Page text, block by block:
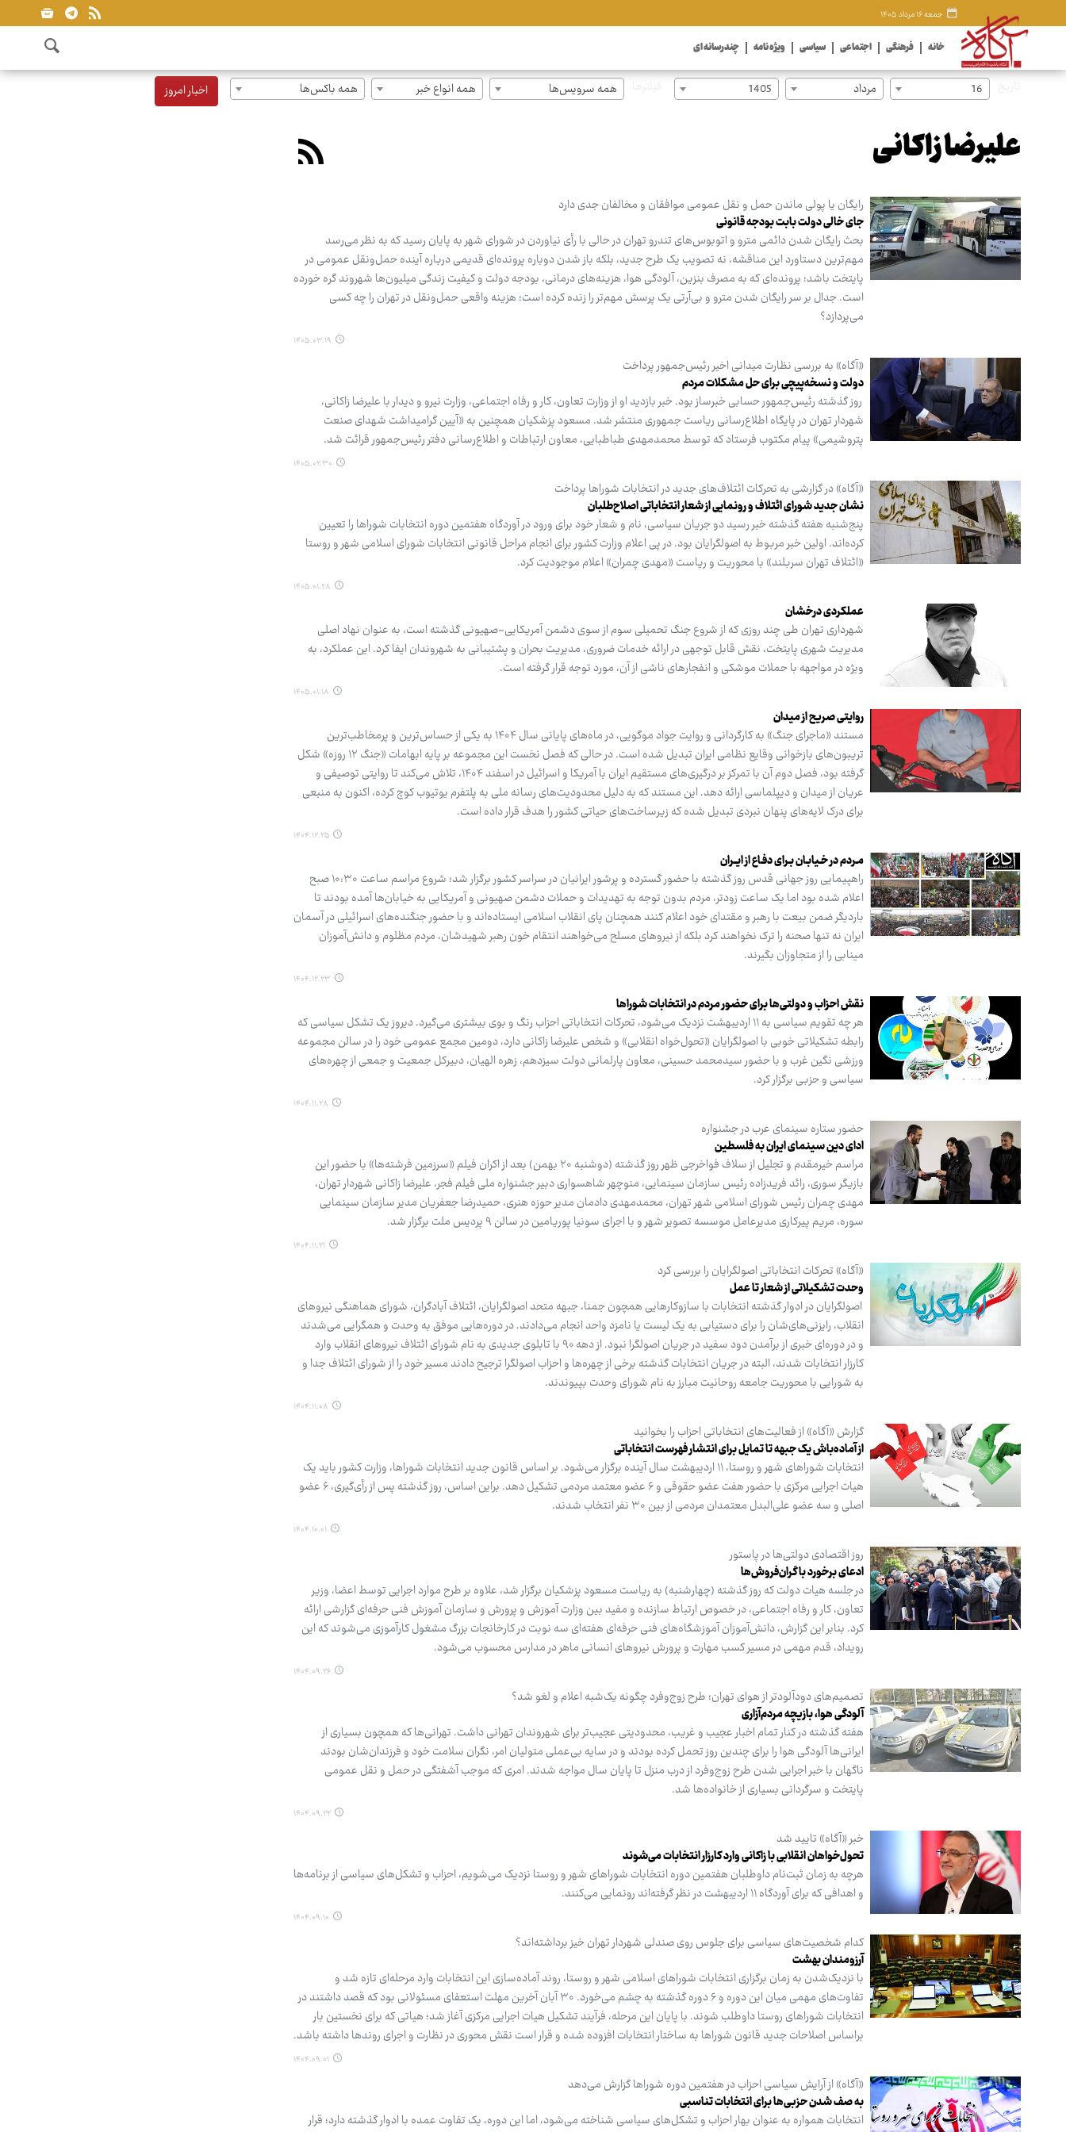
جمعه ۱۶ مرداد ۱۴۰۵
خانه فرهنگی اجتماعی سیاسی ویژه نامه چندرسانه ای
16 مرداد 1405 همه سرویس‌ها همه انواع خبر همه باکس‌ها اخبار امروز
علیرضا زاکانی
رایگان یا پولی ماندن حمل و نقل عمومی موافقان و مخالفان جدی دارد
جای خالی دولت بابت بودجه قانونی
بحث رایگان شدن دائمی مترو و اتوبوس‌های تندرو تهران در حالی با رأی نیاوردن در شورای شهر به پایان رسید که به نظر می‌رسد
مهم‌ترین دستاورد این مناقشه، نه تصویب یک طرح جدید، بلکه باز شدن دوباره پرونده‌ای قدیمی درباره آینده حمل‌ونقل عمومی در
پایتخت باشد؛ پرونده‌ای که به مصرف بنزین، آلودگی هوا، هزینه‌های درمانی، بودجه دولت و کیفیت زندگی میلیون‌ها شهروند گره خورده
است. جدال بر سر رایگان شدن مترو و بی‌آرتی یک پرسش مهم‌تر را زنده کرده است؛ هزینه واقعی حمل‌ونقل در تهران را چه کسی
می‌پردازد؟
۱۴۰۵.۰۳.۱۹
«آگاه» به بررسی نظارت میدانی اخیر رئیس‌جمهور پرداخت
دولت و نسخه‌پیچی برای حل مشکلات مردم
روز گذشته رئیس‌جمهور حسابی خبرساز بود. خبر بازدید او از وزارت تعاون، کار و رفاه اجتماعی، وزارت نیرو و دیدار با علیرضا زاکانی،
شهردار تهران در پایگاه اطلاع‌رسانی ریاست جمهوری منتشر شد. مسعود پزشکیان همچنین به «آیین گرامیداشت شهدای صنعت
پتروشیمی» پیام مکتوب فرستاد که توسط محمدمهدی طباطبایی، معاون ارتباطات و اطلاع‌رسانی دفتر رئیس‌جمهور قرائت شد.
۱۴۰۵.۰۲.۳۰
«آگاه» در گزارشی به تحرکات ائتلاف‌های جدید در انتخابات شوراها پرداخت
نشان جدید شورای ائتلاف و رونمایی از شعار انتخاباتی اصلاح‌طلبان
پنج‌شنبه هفته گذشته خبر رسید دو جریان سیاسی، نام و شعار خود برای ورود در آوردگاه هفتمین دوره انتخابات شوراها را تعیین
کرده‌اند. اولین خبر مربوط به اصولگرایان بود. در پی اعلام وزارت کشور برای انجام مراحل قانونی انتخابات شورای اسلامی شهر و روستا
«ائتلاف تهران سربلند» با محوریت و ریاست «مهدی چمران» اعلام موجودیت کرد.
۱۴۰۵.۰۱.۲۸
عملکردی درخشان
شهرداری تهران طی چند روزی که از شروع جنگ تحمیلی سوم از سوی دشمن آمریکایی-صهیونی گذشته است، به عنوان نهاد اصلی
مدیریت شهری پایتخت، نقش قابل توجهی در ارائه خدمات ضروری، مدیریت بحران و پشتیبانی به شهروندان ایفا کرد. این عملکرد، به
ویژه در مواجهه با حملات موشکی و انفجارهای ناشی از آن، مورد توجه قرار گرفته است.
۱۴۰۵.۰۱.۱۸
روایتی صریح از میدان
مستند «ماجرای جنگ» به کارگردانی و روایت جواد موگویی، در ماه‌های پایانی سال ۱۴۰۴ به یکی از حساس‌ترین و پرمخاطب‌ترین
تریبون‌های بازخوانی وقایع نظامی ایران تبدیل شده است. در حالی که فصل نخست این مجموعه بر پایه ابهامات «جنگ ۱۲ روزه» شکل
گرفته بود، فصل دوم آن با تمرکز بر درگیری‌های مستقیم ایران با آمریکا و اسرائیل در اسفند ۱۴۰۴، تلاش می‌کند تا روایتی توصیفی و
عریان از میدان و دیپلماسی ارائه دهد. این مستند که به دلیل محدودیت‌های رسانه ملی به پلتفرم یوتیوب کوچ کرده، اکنون به منبعی
برای درک لایه‌های پنهان نبردی تبدیل شده که زیرساخت‌های حیاتی کشور را هدف قرار داده است.
۱۴۰۴.۱۲.۲۵
مـردم در خـیابـان بـرای دفـاع از ایــران
راهپیمایی روز جهانی قدس روز گذشته با حضور گسترده و پرشور ایرانیان در سراسر کشور برگزار شد؛ شروع مراسم ساعت ۱۰:۳۰ صبح
اعلام شده بود اما یک ساعت زودتر، مردم بدون توجه به تهدیدات و حملات دشمن صهیونی و آمریکایی به خیابان‌ها آمده بودند تا
باردیگر ضمن بیعت با رهبر و مقتدای خود اعلام کنند همچنان پای انقلاب اسلامی ایستاده‌اند و با حضور جنگنده‌های اسرائیلی در آسمان
ایران نه تنها صحنه را ترک نخواهند کرد بلکه از نیروهای مسلح می‌خواهند انتقام خون رهبر شهیدشان، مردم مظلوم و دانش‌آموزان
مینابی را از متجاوزان بگیرند.
۱۴۰۴.۱۲.۲۳
نقش احزاب و دولتی‌ها برای حضور مردم در انتخابات شوراها
هر چه تقویم سیاسی به ۱۱ اردیبهشت نزدیک می‌شود، تحرکات انتخاباتی احزاب رنگ و بوی بیشتری می‌گیرد. دیروز یک تشکل سیاسی که
رابطه تشکیلاتی خوبی با اصولگرایان «تحول‌خواه انقلابی» و شخص علیرضا زاکانی دارد، دومین مجمع عمومی خود را در سالن مجموعه
ورزشی نگین غرب و با حضور سیدمحمد حسینی، معاون پارلمانی دولت سیزدهم، زهره الهیان، دبیرکل جمعیت و جمعی از چهره‌های
سیاسی و حزبی برگزار کرد.
۱۴۰۴.۱۱.۲۸
حضور ستاره سینمای عرب در جشنواره
ادای دین سینمای ایران به فلسطین
مراسم خیرمقدم و تجلیل از سلاف فواخرجی ظهر روز گذشته (دوشنبه ۲۰ بهمن) بعد از اکران فیلم «سرزمین فرشته‌ها» با حضور این
بازیگر سوری، رائد فریدزاده رئیس سازمان سینمایی، منوچهر شاهسواری دبیر جشنواره ملی فیلم فجر، علیرضا زاکانی شهردار تهران،
مهدی چمران رئیس شورای اسلامی شهر تهران، محمدمهدی دادمان مدیر حوزه هنری، حمیدرضا جعفریان مدیر سازمان سینمایی
سوره، مریم پیرکاری مدیرعامل موسسه تصویر شهر و با اجرای سونیا پوریامین در سالن ۹ پردیس ملت برگزار شد.
۱۴۰۴.۱۱.۲۱
«آگاه» تحرکات انتخاباتی اصولگرایان را بررسی کرد
وحدت تشکیلاتی از شعار تا عمل
اصولگرایان در ادوار گذشته انتخابات با سازوکارهایی همچون جمنا، جبهه متحد اصولگرایان، ائتلاف آبادگران، شورای هماهنگی نیروهای
انقلاب، رایزنی‌های‌شان را برای دستیابی به یک لیست یا نامزد واحد انجام می‌دادند. در دوره‌هایی موفق به وحدت و همگرایی می‌شدند
و در دوره‌ای خبری از برآمدن دود سفید در جریان اصولگرا نبود. از دهه ۹۰ با تابلوی جدیدی به نام شورای ائتلاف نیروهای انقلاب وارد
کارزار انتخابات شدند، البته در جریان انتخابات گذشته برخی از چهره‌ها و احزاب اصولگرا ترجیح دادند مسیر خود را از شورای ائتلاف جدا و
به شورایی با محوریت جامعه روحانیت مبارز به نام شورای وحدت بپیوندند.
۱۴۰۴.۱۱.۰۸
گزارش «آگاه» از فعالیت‌های انتخاباتی احزاب را بخوانید
از آماده‌باش یک جبهه تا تمایل برای انتشار فهرست انتخاباتی
انتخابات شوراهای شهر و روستا، ۱۱ اردیبهشت سال آینده برگزار می‌شود. بر اساس قانون جدید انتخابات شوراها، وزارت کشور باید یک
هیات اجرایی مرکزی با حضور هفت عضو حقوقی و ۶ عضو معتمد مردمی تشکیل دهد. براین اساس، روز گذشته پس از رأی‌گیری، ۶ عضو
اصلی و سه عضو علی‌البدل معتمدان مردمی از بین ۳۰ نفر انتخاب شدند.
۱۴۰۴.۱۰.۰۱
روز اقتصادی دولتی‌ها در پاستور
ادعای برخورد با گران‌فروش‌ها
در جلسه هیات دولت که روز گذشته (چهارشنبه) به ریاست مسعود پزشکیان برگزار شد، علاوه بر طرح موارد اجرایی توسط اعضا، وزیر
تعاون، کار و رفاه اجتماعی، در خصوص ارتباط سازنده و مفید بین وزارت آموزش و پرورش و سازمان آموزش فنی حرفه‌ای گزارشی ارائه
کرد. بنابر این گزارش، دانش‌آموزان آموزشگاه‌های فنی حرفه‌ای هفته‌ای سه نوبت در کارخانجات بزرگ مشغول کارآموزی می‌شوند که این
رویداد، قدم مهمی در مسیر کسب مهارت و پرورش نیروهای انسانی ماهر در مدارس محسوب می‌شود.
۱۴۰۴.۰۹.۲۶
تصمیم‌های دودآلودتر از هوای تهران؛ طرح زوج‌وفرد چگونه یک‌شبه اعلام و لغو شد؟
آلودگی هوا، بازیچه مردم‌آزاری
هفته گذشته در کنار تمام اخبار عجیب و غریب، محدودیتی عجیب‌تر برای شهروندان تهرانی داشت. تهرانی‌ها که همچون بسیاری از
ایرانی‌ها آلودگی هوا را برای چندین روز تحمل کرده بودند و در سایه بی‌عملی متولیان امر، نگران سلامت خود و فرزندان‌شان بودند
ناگهان با خبر اجرایی شدن طرح زوج‌وفرد از درب منزل تا پایان سال مواجه شدند. امری که موجب آشفتگی در حمل و نقل عمومی
پایتخت و سرگردانی بسیاری از خانواده‌ها شد.
۱۴۰۴.۰۹.۲۲
خبر «آگاه» تایید شد
تحول‌خواهان انقلابی با زاکانی وارد کارزار انتخابات می‌شوند
هرچه به زمان ثبت‌نام داوطلبان هفتمین دوره انتخابات شوراهای شهر و روستا نزدیک می‌شویم، احزاب و تشکل‌های سیاسی از برنامه‌ها
و اهدافی که برای آوردگاه ۱۱ اردیبهشت در نظر گرفته‌اند رونمایی می‌کنند.
۱۴۰۴.۰۹.۱۰
کدام شخصیت‌های سیاسی برای جلوس روی صندلی شهردار تهران خیز برداشته‌اند؟
آرزومندان بهشت
با نزدیک‌شدن به زمان برگزاری انتخابات شوراهای اسلامی شهر و روستا، روند آماده‌سازی این انتخابات وارد مرحله‌ای تازه شد و
تفاوت‌های مهمی میان این دوره و ۶ دوره گذشته به چشم می‌خورد. ۳۰ آبان آخرین مهلت استعفای مسئولانی بود که قصد داشتند در
انتخابات شوراهای روستا داوطلب شوند. با پایان این مرحله، فرآیند تشکیل هیات اجرایی مرکزی آغاز شد؛ هیاتی که برای نخستین بار
براساس اصلاحات جدید قانون شوراها به ساختار انتخابات افزوده شده و قرار است نقش محوری در نظارت و اجرای روندها داشته باشد.
۱۴۰۴.۰۹.۰۱
«آگاه» از آرایش سیاسی احزاب در هفتمین دوره شوراها گزارش می‌دهد
به صف شدن حزبی‌ها برای انتخابات تناسبی
انتخابات همواره به عنوان بهار احزاب و تشکل‌های سیاسی شناخته می‌شود، اما این دوره، یک تفاوت عمده با ادوار گذشته دارد؛ قرار